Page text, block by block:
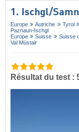
1. Ischgl/​
Europe Autriche Tyrol
Paznaun-Ischgl
Europe
Suisse Suisse
Val Müstair
Résultat du test :